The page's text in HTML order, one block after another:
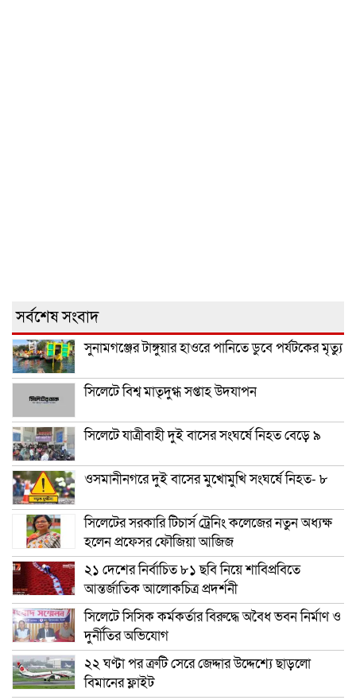
সর্বশেষ সংবাদ
সুনামগঞ্জের টাঙ্গুয়ার হাওরে পানিতে ডুবে পর্যটকের মৃত্যু
সিলেটে বিশ্ব মাতৃদুগ্ধ সপ্তাহ উদযাপন
সিলেটে যাত্রীবাহী দুই বাসের সংঘর্ষে নিহত বেড়ে ৯
ওসমানীনগরে দুই বাসের মুখোমুখি সংঘর্ষে নিহত- ৮
সিলেটের সরকারি টিচার্স ট্রেনিং কলেজের নতুন অধ্যক্ষ
হলেন প্রফেসর ফৌজিয়া আজিজ
২১ দেশের নির্বাচিত ৮১ ছবি নিয়ে শাবিপ্রবিতে
আন্তর্জাতিক আলোকচিত্র প্রদর্শনী
সিলেটে সিসিক কর্মকর্তার বিরুদ্ধে অবৈধ ভবন নির্মাণ ও
দুর্নীতির অভিযোগ
২২ ঘণ্টা পর ত্রুটি সেরে জেদ্দার উদ্দেশ্যে ছাড়লো
বিমানের ফ্লাইট